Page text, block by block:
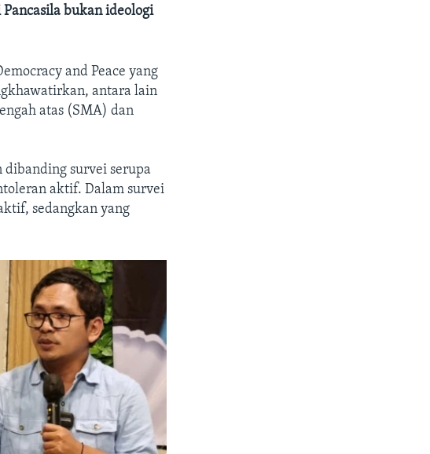
bukan ideologi
and Peace yang
antara lain
atas (SMA) dan
survei serupa
aktif. Dalam survei
sedangkan yang